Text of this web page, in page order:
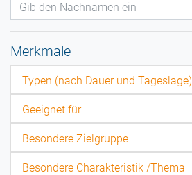
Merkmale
Typen (nach Dauer und Tageslage)
Geeignet für
Besondere Zielgruppe
Besondere Charakteristik /Thema